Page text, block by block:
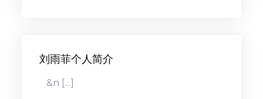
刘雨菲个人简介
&n […]